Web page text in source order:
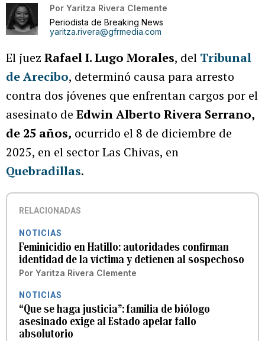
Por Yaritza Rivera Clemente
Periodista de Breaking News
yaritza.rivera@gfrmedia.com
El juez Rafael I. Lugo Morales, del Tribunal
de Arecibo, determinó causa para arresto
contra dos jóvenes que enfrentan cargos por el
asesinato de Edwin Alberto Rivera Serrano,
de 25 años, ocurrido el 8 de diciembre de
2025, en el sector Las Chivas, en
Quebradillas.
RELACIONADAS
NOTICIAS
Feminicidio en Hatillo: autoridades confirman
identidad de la víctima y detienen al sospechoso
Por Yaritza Rivera Clemente
NOTICIAS
“Que se haga justicia”: familia de biólogo
asesinado exige al Estado apelar fallo
absolutorio